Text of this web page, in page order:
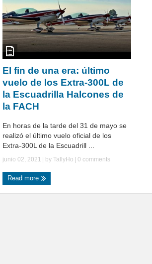
El fin de una era: último
vuelo de los Extra-300L de
la Escuadrilla Halcones de
la FACH
En horas de la tarde del 31 de mayo se
realizó el último vuelo oficial de los
Extra-300L de la Escuadrill ...
junio 02, 2021 | by TallyHo 0 comments
Read more